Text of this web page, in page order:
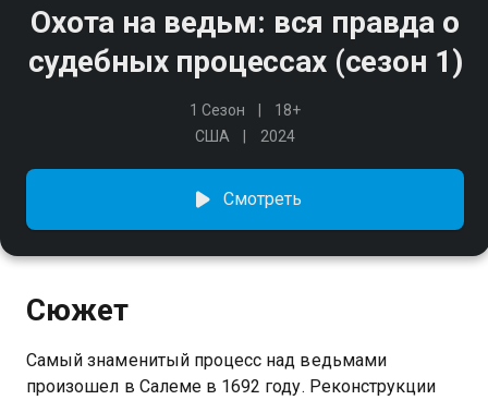
Охота на ведьм: вся правда о
судебных процессах (сезон 1)
1 Сезон
18+
США
2024
Смотреть
Сюжет
Самый знаменитый процесс над ведьмами
произошел в Салеме в 1692 году. Реконструкции